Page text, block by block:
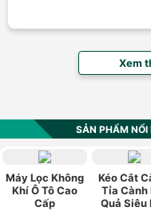
Xem
SẢN PHẨM NỔI
Máy Lọc Không
Khí Ô Tô Cao
Cấp
Kéo Cắt
Tỉa Cành
Quả Siêu